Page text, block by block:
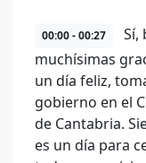
00:00 - 00:27
Sí,
muchísimas
un día feliz,
gobierno en el
de Cantabria.
es un día para